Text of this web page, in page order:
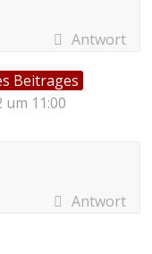
Antwort
Beitrages
um 11:00
Antwort